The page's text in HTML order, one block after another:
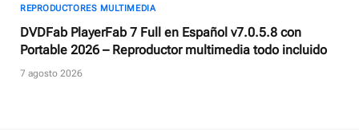
REPRODUCTORES MULTIMEDIA
DVDFab PlayerFab 7 Full en Español v7.0.5.8 con
Portable 2026 – Reproductor multimedia todo incluido
7 agosto 2026